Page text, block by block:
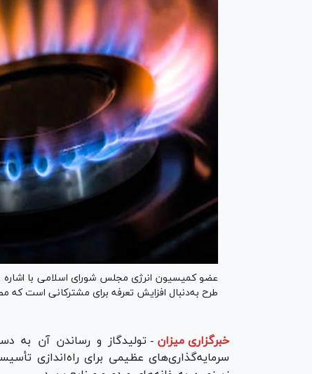
عضو کمیسیون انرژی مجلس شورای اسلامی با اشاره
طرح به‌دنبال افزایش تعرفه برای مشترکانی است که
خبرگزاری میزان - تولیدگاز و رساندن آن به
سرمایه‌گذاری‌های عظیمی برای راه‌اندازی